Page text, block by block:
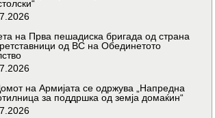
на Прва пешадиска бригада од страна
од ВС на Обединетото
на Армијата се одржува „Напредна
за поддршка од земја домаќин“